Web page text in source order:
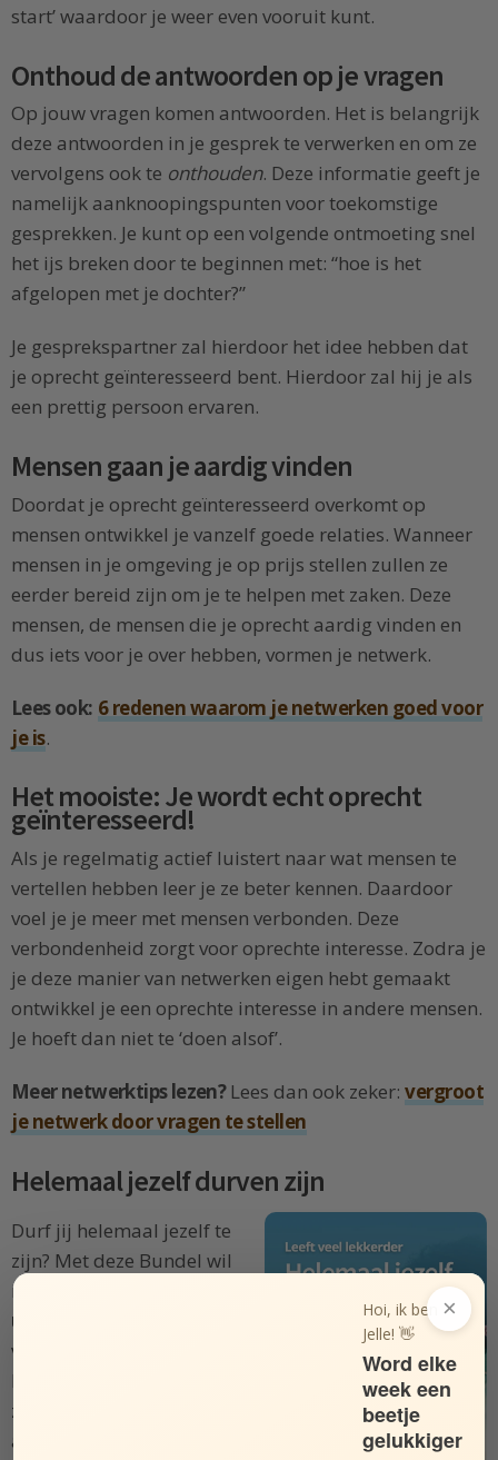
start’ waardoor je weer even vooruit kunt.
Onthoud de antwoorden op je vragen
Op jouw vragen komen antwoorden. Het is belangrijk
deze antwoorden in je gesprek te verwerken en om ze
vervolgens ook te onthouden. Deze informatie geeft je
namelijk aanknoopingspunten voor toekomstige
gesprekken. Je kunt op een volgende ontmoeting snel
het ijs breken door te beginnen met: “hoe is het
afgelopen met je dochter?”
Je gesprekspartner zal hierdoor het idee hebben dat
je oprecht geïnteresseerd bent. Hierdoor zal hij je als
een prettig persoon ervaren.
Mensen gaan je aardig vinden
Doordat je oprecht geïnteresseerd overkomt op
mensen ontwikkel je vanzelf goede relaties. Wanneer
mensen in je omgeving je op prijs stellen zullen ze
eerder bereid zijn om je te helpen met zaken. Deze
mensen, de mensen die je oprecht aardig vinden en
dus iets voor je over hebben, vormen je netwerk.
Lees ook: 6 redenen waarom je netwerken goed voor
je is.
Het mooiste: Je wordt echt oprecht
geïnteresseerd!
Als je regelmatig actief luistert naar wat mensen te
vertellen hebben leer je ze beter kennen. Daardoor
voel je je meer met mensen verbonden. Deze
verbondenheid zorgt voor oprechte interesse. Zodra je
je deze manier van netwerken eigen hebt gemaakt
ontwikkel je een oprechte interesse in andere mensen.
Je hoeft dan niet te ‘doen alsof’.
Meer netwerktips lezen?Lees dan ook zeker:vergroot
je netwerk door vragen te stellen
Helemaal jezelf durven zijn
Durf jij helemaal jezelf te
zijn? Met deze Bundel wil
ik je inspireren om
unieke zelf te vieren
vrijheid te cultiveren om
zijn. Elke dag, ook bij
andere mensen.
×
Hoi, ik ben
Jelle! 👋
Word elke
week een
beetje
gelukkiger